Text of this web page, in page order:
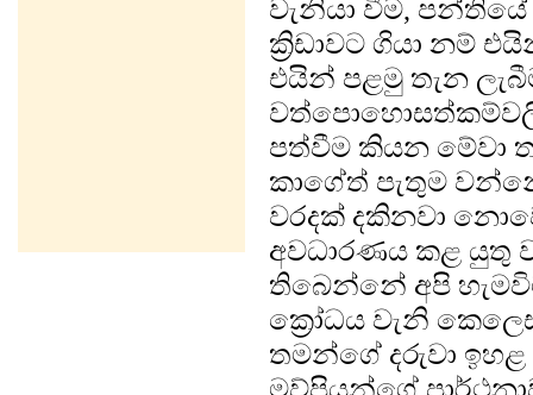
වැනියා වීම,
ක්‍රිඩාවට ගියා නම්
එයින් පළමු තැන
පත්වීම කියන මේවා
කාගේත් පැතුම
වරදක් දකිනවා
අවධාරණය කළ යුතු
තිබෙන්නේ අපි
ක්‍රෝධය වැනි
තමන්ගේ දරුවා ඉහළ